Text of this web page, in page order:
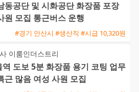
동공단 및 시화공단 화장품 포장
원 모집 통근버스 운행
#경기 안산시 #생산직 #시급 10,320원
이룸인더스트리
역 도보 5분 화장품 용기 코팅 업무
근 많음 여성 사원 모집